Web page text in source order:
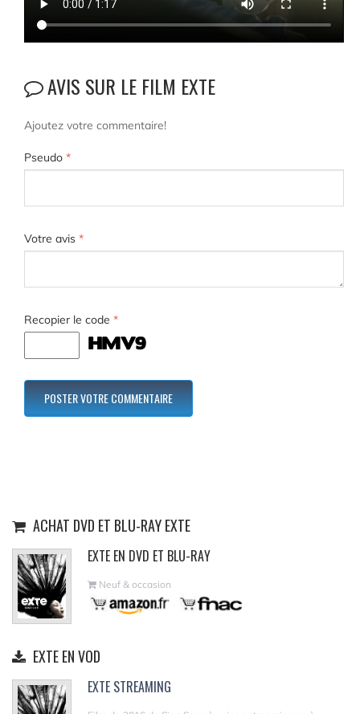
AVIS SUR LE FILM EXTE
Ajoutez votre commentaire!
Pseudo *
Votre avis *
Recopier le code *
ACHAT DVD ET BLU-RAY EXTE
EXTE EN DVD ET BLU-RAY
Neuf & occasion
EXTE EN VOD
EXTE STREAMING